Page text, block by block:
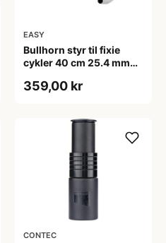
EASY
Bullhorn styr til fixie
cykler 40 cm 25.4 mm
359,00 kr
CONTEC